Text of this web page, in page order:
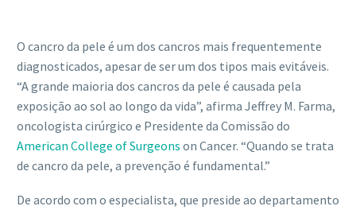
O cancro da pele é um dos cancros mais frequentemente
diagnosticados, apesar de ser um dos tipos mais evitáveis.
“A grande maioria dos cancros da pele é causada pela
exposição ao sol ao longo da vida”, afirma Jeffrey M. Farma,
oncologista cirúrgico e Presidente da Comissão do
American College of Surgeons on Cancer. “Quando se trata
de cancro da pele, a prevenção é fundamental.”
De acordo com o especialista, que preside ao departamento